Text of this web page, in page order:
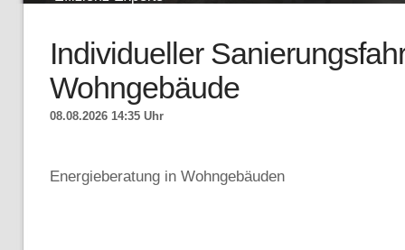
Individueller
Wohngebäude
08.08.2026 14:35 Uhr
Energieberatung in Wohngebäuden